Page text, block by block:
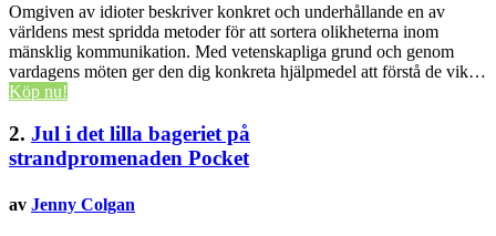
Omgiven av idioter beskriver konkret och underhållande en av
världens mest spridda metoder för att sortera olikheterna inom
mänsklig kommunikation. Med vetenskapliga grund och genom
vardagens möten ger den dig konkreta hjälpmedel att förstå de vik…
Köp nu!
2. Jul i det lilla bageriet på
strandpromenaden Pocket
av Jenny Colgan